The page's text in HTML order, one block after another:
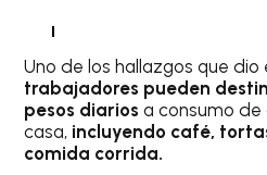
Uno de los hallazgos que dio
trabajadores pueden
pesos diarios a consumo
casa, incluyendo café,
comida corrida.